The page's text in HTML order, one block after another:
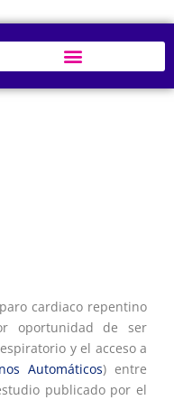
cardiaco repentino
oportunidad de ser
y el acceso a
Automáticos) entre
publicado por el